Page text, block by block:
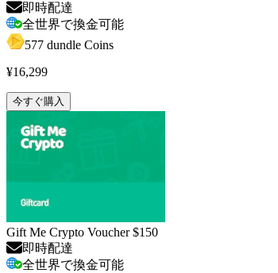
即時配達
全世界で換金可能
577 dundle Coins
¥16,299
今すぐ購入
Gift Me Crypto Voucher $150
即時配達
全世界で換金可能